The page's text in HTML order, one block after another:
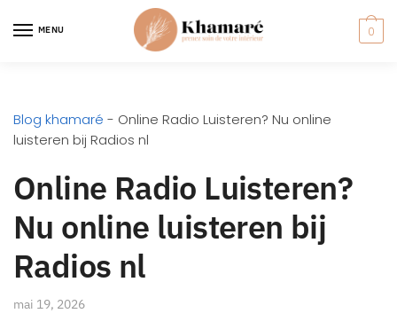
MENU 0
Blog khamaré - Online Radio Luisteren? Nu online
luisteren bij Radios nl
Online Radio Luisteren?
Nu online luisteren bij
Radios nl
mai 19, 2026